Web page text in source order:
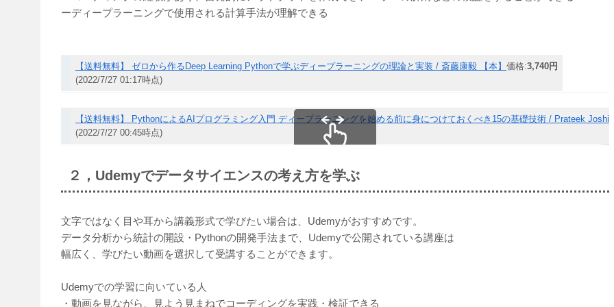
ーディープラーニングで使用される計算手法が理解できる
【送料無料】 ゼロから作るDeep Learning Pythonで学ぶディープラーニングの理論と実装 / 斎藤康毅 【本】 価格:3,740円
(2022/7/27 01:17時点)
【送料無料】 PythonによるAIプログラミング入門 ディープラーニングを始める前に身につけておくべき15の基礎技術 / Prateek Joshi
(2022/7/27 00:45時点)
２，Udemyでデータサイエンスの考え方を学ぶ
文字ではなく目や耳から講義形式で学びたい場合は、Udemyがおすすめです。
データ分析から統計の開設・Pythonの開発手法まで、Udemyで公開されている講座は
幅広く、学びたい動画を選択して受講することができます。
Udemyでの学習に向いている人
・動画を見ながら、見よう見まねでコーディングを実践・検証できる